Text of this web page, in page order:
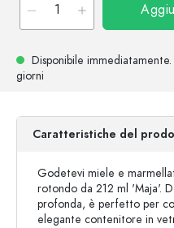
Disponibile immediatamente.
giorni
Caratteristiche del
Godetevi miele e
rotondo da 212 ml 'Maja'.
profonda, è perfetto per
elegante contenitore in